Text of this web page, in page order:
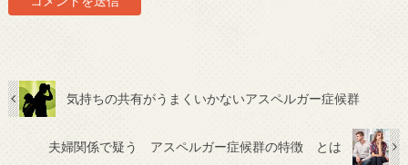
気持ちの共有がうまくいかないアスペルガー症候群
夫婦関係で疑う アスペルガー症候群の特徴 とは